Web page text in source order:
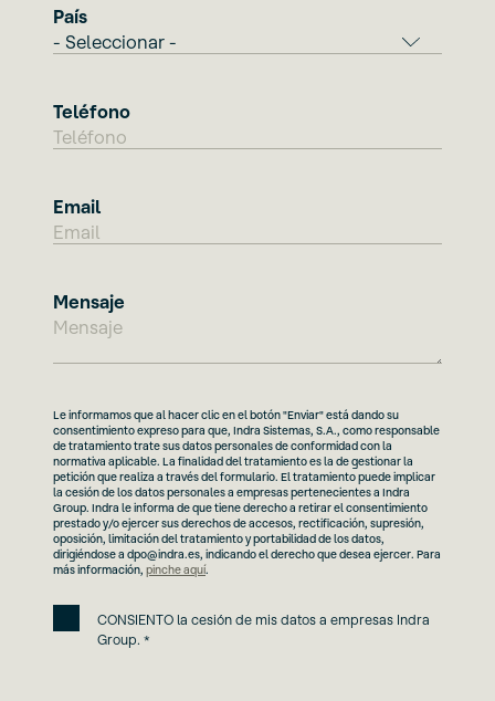
País
Teléfono
Email
Mensaje
Le informamos que al hacer clic en el botón "Enviar" está dando su
consentimiento expreso para que, Indra Sistemas, S.A., como responsable
de tratamiento trate sus datos personales de conformidad con la
normativa aplicable. La finalidad del tratamiento es la de gestionar la
petición que realiza a través del formulario. El tratamiento puede implicar
la cesión de los datos personales a empresas pertenecientes a Indra
Group. Indra le informa de que tiene derecho a retirar el consentimiento
prestado y/o ejercer sus derechos de accesos, rectificación, supresión,
oposición, limitación del tratamiento y portabilidad de los datos,
dirigiéndose a dpo@indra.es, indicando el derecho que desea ejercer. Para
más información, pinche aquí.
CONSIENTO la cesión de mis datos a empresas Indra
Group. *